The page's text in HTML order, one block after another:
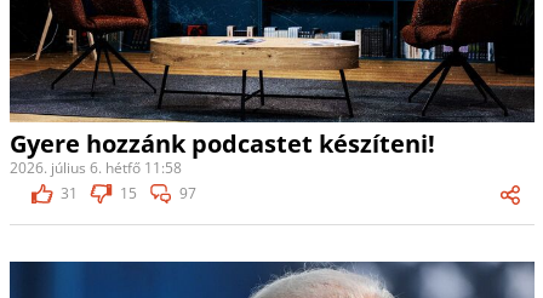
Gyere hozzánk podcastet készíteni!
2026. július 6. hétfő 11:58
31
15 97